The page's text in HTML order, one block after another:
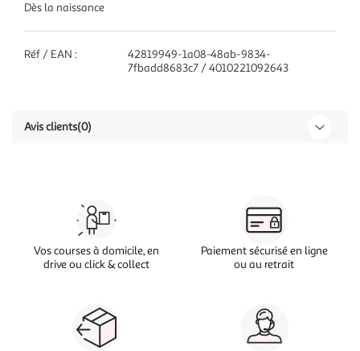
Dès la naissance
Réf / EAN :
42819949-1a08-48ab-9834-
7fbadd8683c7 / 4010221092643
Avis clients(0)
Vos courses à domicile, en
drive ou click & collect
Paiement sécurisé en ligne
ou au retrait